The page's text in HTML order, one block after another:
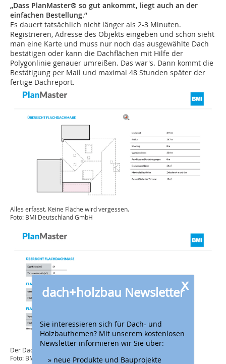
„Dass PlanMaster® so gut ankommt, liegt auch an der
einfachen Bestellung.“
Es dauert tatsächlich nicht länger als 2-3 Minuten.
Registrieren, Adresse des Objekts eingeben und schon sieht
man eine Karte und muss nur noch das ausgewählte Dach
bestätigen oder kann die Dachflächen mit Hilfe der
Polygonlinie genauer umreißen. Das war's. Dann kommt die
Bestätigung per Mail und maximal 48 Stunden später der
fertige Dachreport.
Alles erfasst. Keine Fläche wird vergessen.
Foto: BMI Deutschland GmbH
Der Dachaufmaßreport umfasst mehrere Seiten.
Foto: BMI Deutschland GmbH
x
dach+holzbau Newsletter
Sie interessieren sich für Dach- und
Holzbauthemen? Mit unserem kostenlosen
Newsletter informieren wir Sie über:
» neue Produkte und Bauprojekte